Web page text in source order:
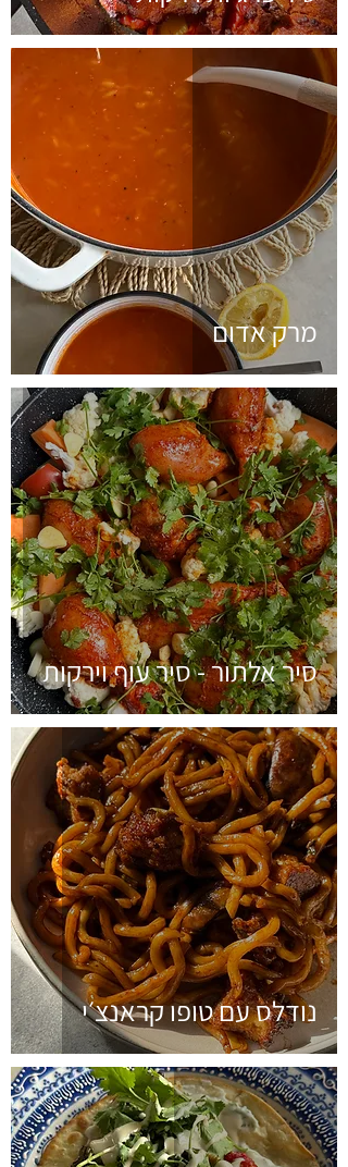
מרק אדום
סיר אלתור - סיר עוף וירקות
נודלס עם טופו קראנצ׳י